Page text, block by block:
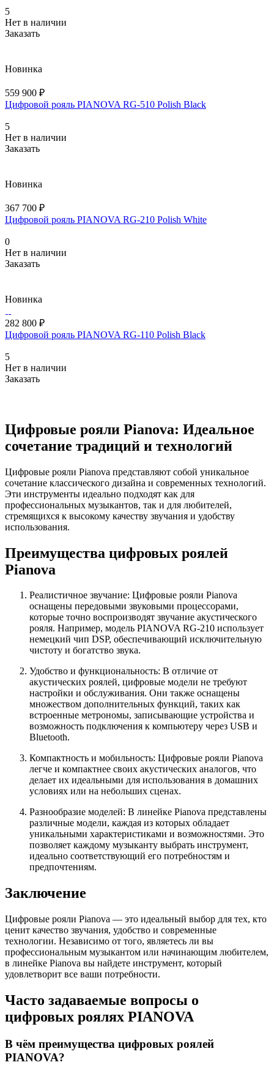
5
Нет в наличии
Заказать
Новинка
559 900 ₽
Цифровой рояль PIANOVA RG-510 Polish Black
5
Нет в наличии
Заказать
Новинка
367 700 ₽
Цифровой рояль PIANOVA RG-210 Polish White
0
Нет в наличии
Заказать
Новинка
282 800 ₽
Цифровой рояль PIANOVA RG-110 Polish Black
5
Нет в наличии
Заказать
Цифровые рояли Pianova: Идеальное
сочетание традиций и технологий
Цифровые рояли Pianova представляют собой уникальное
сочетание классического дизайна и современных технологий.
Эти инструменты идеально подходят как для
профессиональных музыкантов, так и для любителей,
стремящихся к высокому качеству звучания и удобству
использования.
Преимущества цифровых роялей
Pianova
Реалистичное звучание: Цифровые рояли Pianova
оснащены передовыми звуковыми процессорами,
которые точно воспроизводят звучание акустического
рояля. Например, модель PIANOVA RG-210 использует
немецкий чип DSP, обеспечивающий исключительную
чистоту и богатство звука.
Удобство и функциональность: В отличие от
акустических роялей, цифровые модели не требуют
настройки и обслуживания. Они также оснащены
множеством дополнительных функций, таких как
встроенные метрономы, записывающие устройства и
возможность подключения к компьютеру через USB и
Bluetooth.
Компактность и мобильность: Цифровые рояли Pianova
легче и компактнее своих акустических аналогов, что
делает их идеальными для использования в домашних
условиях или на небольших сценах.
Разнообразие моделей: В линейке Pianova представлены
различные модели, каждая из которых обладает
уникальными характеристиками и возможностями. Это
позволяет каждому музыканту выбрать инструмент,
идеально соответствующий его потребностям и
предпочтениям.
Заключение
Цифровые рояли Pianova — это идеальный выбор для тех, кто
ценит качество звучания, удобство и современные
технологии. Независимо от того, являетесь ли вы
профессиональным музыкантом или начинающим любителем,
в линейке Pianova вы найдете инструмент, который
удовлетворит все ваши потребности.
Часто задаваемые вопросы о
цифровых роялях PIANOVA
В чём преимущества цифровых роялей
PIANOVA?